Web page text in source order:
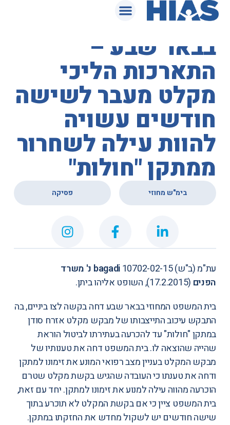
המאגר המשפטי
בית המשפט המחוזי
בבאר שבע –
התארכות הליכי
מקלט מעבר לשישה
חודשים עשויה
להוות עילה לשחרור
ממתקן "חולות"
בימ"ש מחוזי פסיקה
עת"מ (ב"ש) 10702-02-15 bagadi נ' משרד
הפנים (17.2.2015), השופט אליהו ביתן.
בית המשפט המחוזי בבאר שבע דחה בקשה לצו ביניים, בה
התבקש עיכוב התייצבותו של מבקש מקלט אזרח סודן
במתקן "חולות" עד להכרעה בעתירתו לביטול הוראת
שהייה שהוצאה לו. בית המשפט דחה את טענותיו של
מבקש המקלט בעניין מצב רפואי המונע את זימונו למתקן
ודחה את טענתו כי העובדה שהגיש בקשת מקלט שטרם
הוכרעה מהווה עילה למנוע את זימונו למתקן. יחד עם זאת,
בית המשפט ציין כי אם בקשת המקלט לא תוכרע בתוך
שישה חודשים יש לשקול מחדש את החזקתו במתקן.